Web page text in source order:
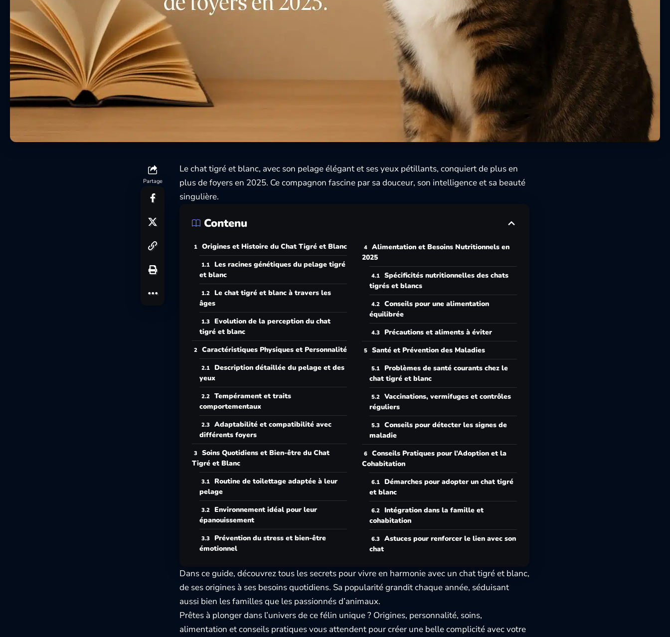
Partage
Le chat tigré et blanc, avec son pelage élégant et ses yeux pétillants, conquiert de plus en
plus de foyers en 2025. Ce compagnon fascine par sa douceur, son intelligence et sa beauté
singulière.
Contenu
Origines et Histoire du Chat Tigré et Blanc
Les racines génétiques du pelage tigré
et blanc
Le chat tigré et blanc à travers les
âges
Evolution de la perception du chat
tigré et blanc
Caractéristiques Physiques et Personnalité
Description détaillée du pelage et des
yeux
Tempérament et traits
comportementaux
Adaptabilité et compatibilité avec
différents foyers
Soins Quotidiens et Bien-être du Chat
Tigré et Blanc
Routine de toilettage adaptée à leur
pelage
Environnement idéal pour leur
épanouissement
Prévention du stress et bien-être
émotionnel
Alimentation et Besoins Nutritionnels en
2025
Spécificités nutritionnelles des chats
tigrés et blancs
Conseils pour une alimentation
équilibrée
Précautions et aliments à éviter
Santé et Prévention des Maladies
Problèmes de santé courants chez le
chat tigré et blanc
Vaccinations, vermifuges et contrôles
réguliers
Conseils pour détecter les signes de
maladie
Conseils Pratiques pour l’Adoption et la
Cohabitation
Démarches pour adopter un chat tigré
et blanc
Intégration dans la famille et
cohabitation
Astuces pour renforcer le lien avec son
chat
Dans ce guide, découvrez tous les secrets pour vivre en harmonie avec un chat tigré et blanc,
de ses origines à ses besoins quotidiens. Sa popularité grandit chaque année, séduisant
aussi bien les familles que les passionnés d’animaux.
Prêtes à plonger dans l’univers de ce félin unique ? Origines, personnalité, soins,
alimentation et conseils pratiques vous attendent pour créer une belle complicité avec votre